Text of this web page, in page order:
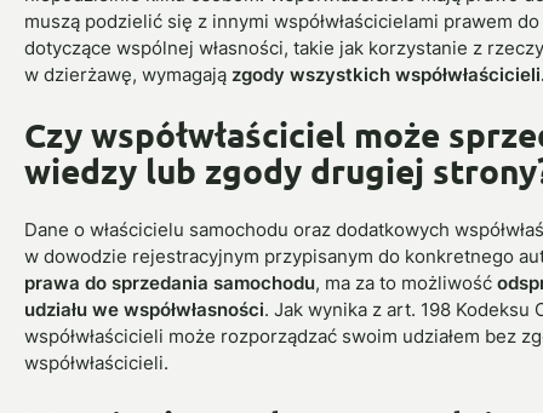
muszą podzielić się z innymi współwłaścicielami prawem
dotyczące wspólnej własności, takie jak korzystanie z
w dzierżawę, wymagają zgody wszystkich
Czy współwłaściciel może
wiedzy lub zgody drugiej
Dane o właścicielu samochodu oraz dodatkowych
w dowodzie rejestracyjnym przypisanym do konkretnego
prawa do sprzedania samochodu, ma za to możliwość
udziału we współwłasności. Jak wynika z art. 198 Kodeksu
współwłaścicieli może rozporządzać swoim udziałem bez
współwłaścicieli.